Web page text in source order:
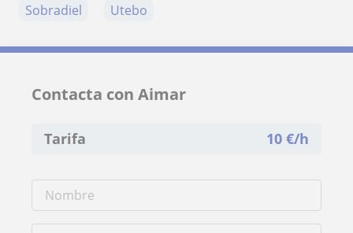
Sobradiel
Utebo
Contacta con Aimar
Tarifa 10 €/h